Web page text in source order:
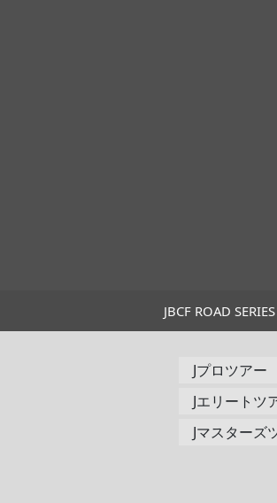
JBCF ROAD
Jプロツア
Jエリート
Jマスター